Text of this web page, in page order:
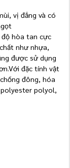
vị đắng và có
hòa tan cực
như nhựa,
được sử dụng
đặc tính vật
đông, hóa
polyol,